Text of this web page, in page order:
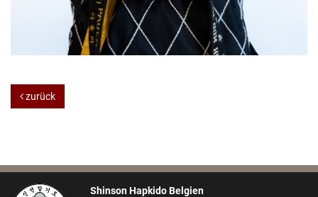
zurück
Shinson Hapkido Belgien